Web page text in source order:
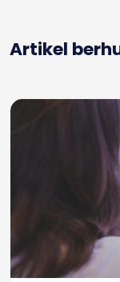
Artikel